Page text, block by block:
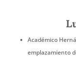
Académico
emplazamiento